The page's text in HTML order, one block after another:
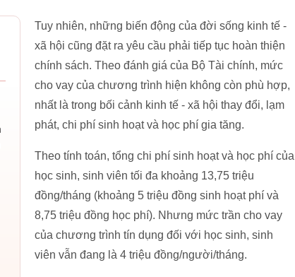
Tuy nhiên, những biến động của đời sống kinh tế -
xã hội cũng đặt ra yêu cầu phải tiếp tục hoàn thiện
chính sách. Theo đánh giá của Bộ Tài chính, mức
cho vay của chương trình hiện không còn phù hợp,
nhất là trong bối cảnh kinh tế - xã hội thay đổi, lạm
phát, chi phí sinh hoạt và học phí gia tăng.
Theo tính toán, tổng chi phí sinh hoạt và học phí của
học sinh, sinh viên tối đa khoảng 13,75 triệu
đồng/tháng (khoảng 5 triệu đồng sinh hoạt phí và
8,75 triệu đồng học phí). Nhưng mức trần cho vay
của chương trình tín dụng đối với học sinh, sinh
viên vẫn đang là 4 triệu đồng/người/tháng.